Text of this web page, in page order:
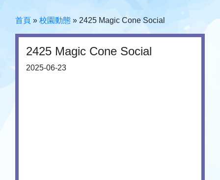
首頁 » 校園動態 » 2425 Magic Cone Social
2425 Magic Cone Social
2025-06-23